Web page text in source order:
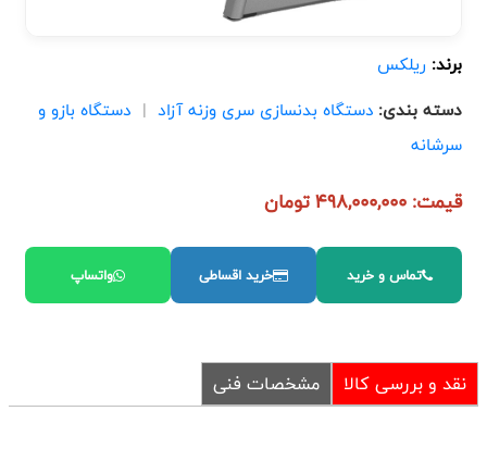
برند: ریلکس
دسته بندی: دستگاه بدنسازی سری وزنه آزاد | دستگاه بازو و
سرشانه
قیمت: 498,000,000 تومان
تماس و خرید خرید اقساطی واتساپ
نقد و بررسی کالا مشخصات فنی